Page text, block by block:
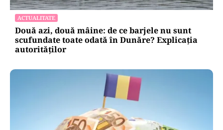
ACTUALITATE
Două azi, două mâine: de ce barjele nu sunt
scufundate toate odată în Dunăre? Explicația
autorităților